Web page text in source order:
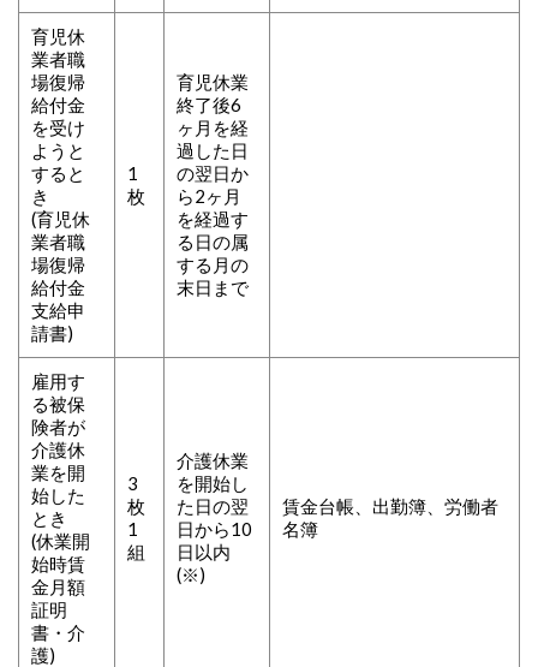
育児休
業者職
場復帰
給付金
を受け
ようと
すると
き
(育児休
業者職
場復帰
給付金
支給申
請書)
1
枚
育児休業
終了後6
ヶ月を経
過した日
の翌日か
ら2ヶ月
を経過す
る日の属
する月の
末日まで
雇用す
る被保
険者が
介護休
業を開
始した
とき
(休業開
始時賃
金月額
証明
書・介
護)
3
枚
1
組
介護休業
を開始し
た日の翌
日から10
日以内
(※)
賃金台帳、出勤簿、労働者
名簿